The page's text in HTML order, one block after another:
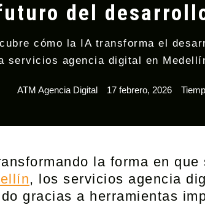
del
cómo la IA transforma el
servicios agencia digital en
ATM Agencia Digital 17 febrero, 2026
la forma en
, los servicios agencia
gracias a herramientas